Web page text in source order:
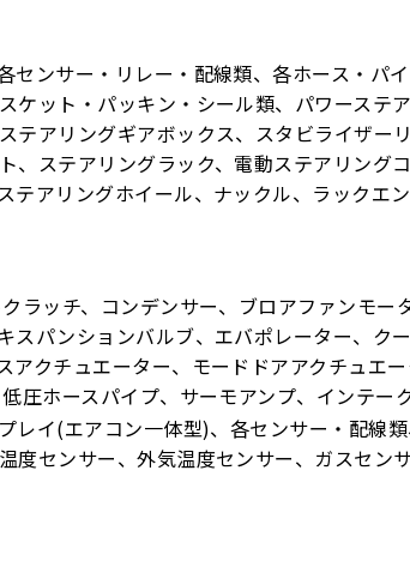
センサー・リレー・配線類、各ホース・パ
ケット・パッキン・シール類、パワーステ
テアリングギアボックス、スタビライザー
、ステアリングラック、電動ステアリング
テアリングホイール、ナックル、ラックエ
ラッチ、コンデンサー、ブロアファンモー
スパンションバルブ、エバポレーター、ク
アクチュエーター、モードドアアクチュエ
圧ホースパイプ、サーモアンプ、インテー
レイ(エアコン一体型)、各センサー・配線
度センサー、外気温度センサー、ガスセン